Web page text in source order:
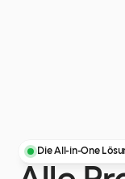
Die All-in-One